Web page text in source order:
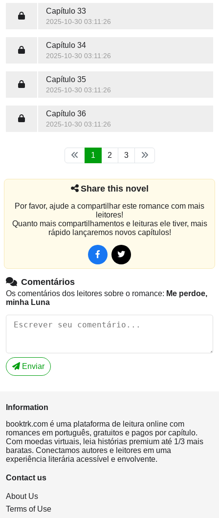
Capítulo 33
2025-10-30 03:11:26
Capítulo 34
2025-10-30 03:11:26
Capítulo 35
2025-10-30 03:11:26
Capítulo 36
2025-10-30 03:11:26
1 2 3
Share this novel
Por favor, ajude a compartilhar este romance com mais
leitores!
Quanto mais compartilhamentos e leituras ele tiver, mais
rápido lançaremos novos capítulos!
Comentários
Os comentários dos leitores sobre o romance: Me perdoe,
minha Luna
Enviar
Information
booktrk.com é uma plataforma de leitura online com
romances em português, gratuitos e pagos por capítulo.
Com moedas virtuais, leia histórias premium até 1/3 mais
baratas. Conectamos autores e leitores em uma
experiência literária acessível e envolvente.
Contact us
About Us
Terms of Use